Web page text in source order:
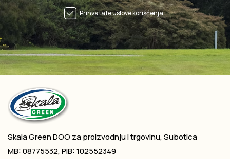
Prihvatate uslove korišćenja.
Skala Green DOO za proizvodnju i trgovinu, Subotica
MB: 08775532, PIB: 102552349